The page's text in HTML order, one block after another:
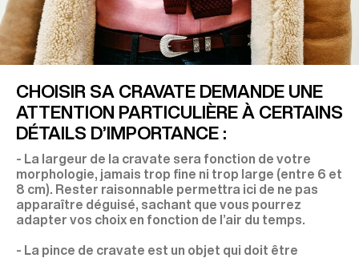
CHOISIR SA CRAVATE DEMANDE UNE
ATTENTION PARTICULIÈRE À CERTAINS
DÉTAILS D’IMPORTANCE :
- La largeur de la cravate sera fonction de votre
morphologie, jamais trop fine ni trop large (entre 6 et
8 cm). Rester raisonnable permettra ici de ne pas
apparaître déguisé, sachant que vous pourrez
adapter vos choix en fonction de l’air du temps.
- La pince de cravate est un objet qui doit être